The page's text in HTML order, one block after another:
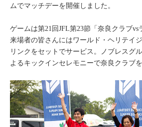
ムでマッチデーを開催しました。
ゲームは第21回JFL第23節「奈良クラブvs
来場者の皆さんにはワールド・ヘリテイ
リンクをセットでサービス。ノブレスグ
よるキックインセレモニーで奈良クラブ